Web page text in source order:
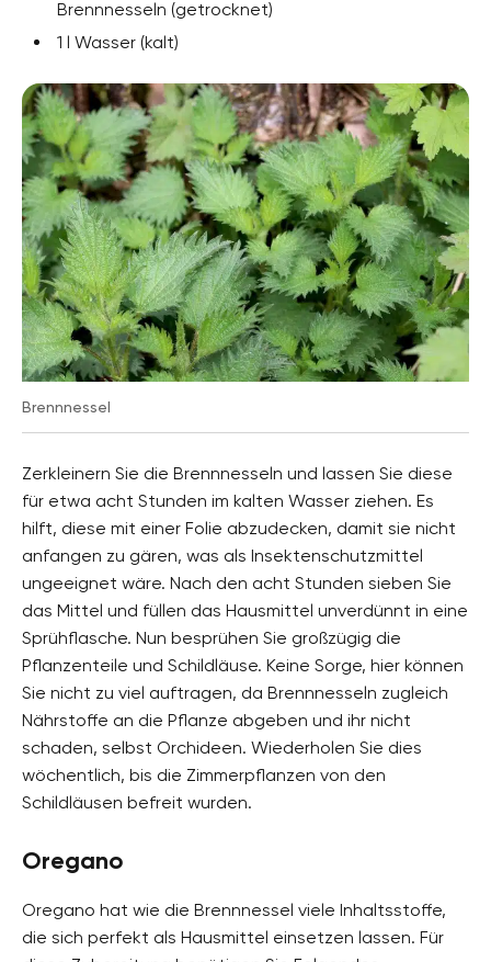
Brennnesseln (getrocknet)
1 l Wasser (kalt)
Brennnessel
Zerkleinern Sie die Brennnesseln und lassen Sie diese
für etwa acht Stunden im kalten Wasser ziehen. Es
hilft, diese mit einer Folie abzudecken, damit sie nicht
anfangen zu gären, was als Insektenschutzmittel
ungeeignet wäre. Nach den acht Stunden sieben Sie
das Mittel und füllen das Hausmittel unverdünnt in eine
Sprühflasche. Nun besprühen Sie großzügig die
Pflanzenteile und Schildläuse. Keine Sorge, hier können
Sie nicht zu viel auftragen, da Brennnesseln zugleich
Nährstoffe an die Pflanze abgeben und ihr nicht
schaden, selbst Orchideen. Wiederholen Sie dies
wöchentlich, bis die Zimmerpflanzen von den
Schildläusen befreit wurden.
Oregano
Oregano hat wie die Brennnessel viele Inhaltsstoffe,
die sich perfekt als Hausmittel einsetzen lassen. Für